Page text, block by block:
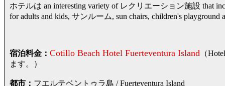
ホテルは an interesting variety of レクリエーション施設 that
for adults and kids, サンルーム, sun chairs, children's playground
宿泊料金： Cotillo Beach Hotel Fuerteventura Island （
ます。）
都市： フエルテベントゥラ島 / Fuerteventura Island